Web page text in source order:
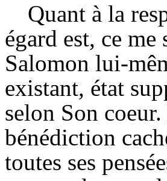
Quant à la
égard est, ce
Salomon lui-
existant, état
selon Son
bénédiction
toutes ses